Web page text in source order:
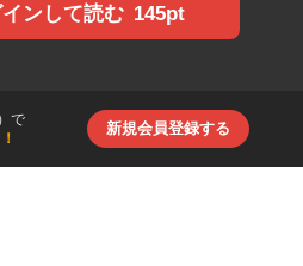
インして読む 145pt
で
新規会員登録する